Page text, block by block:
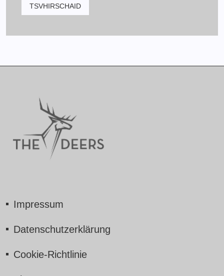
TSVHIRSCHAID
Impressum
Datenschutzerklärung
Cookie-Richtlinie